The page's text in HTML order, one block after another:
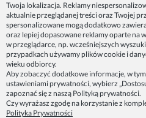
ul. Skowronia
NIP
telefon:
e-mail:
konto do wpłat
92 1140 2004
Punkt odbioru
Pracownia
Twoja lokalizacja. Reklamy
aktualnie przeglądanej treści oraz Twojej
spersonalizowane mogą dodatkowo
oraz lepiej dopasowane reklamy oparte na
w przeglądarce, np. wcześniejszych
przypadkach używamy plików cookie i
wieku odbiorcy.
Aby zobaczyć dodatkowe informacje, w
ustawieniami prywatności, wybierz
zapoznać się z naszą Polityką prywatności.
Czy wyrażasz zgodę na korzystanie z
Polityka Prywatności